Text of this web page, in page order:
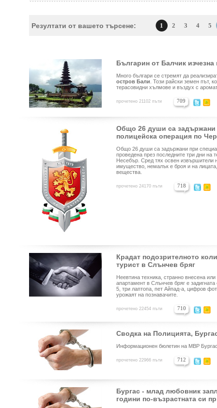
Резултати от вашето търсене: 1 2 3 4 5
Българин от Балчик
Много българи се стремят да
остров Бали . Този райски земен път,
терасовидни хълмове и въздух с
прочетено 21102 пъти 709
Общо 26 души са задържани
полицейска операция по
Общо 26 души са задържани при
проведена през последните три дни на
Несебър. Сред тях освен извършители
имущество, немалък е броя и на
вещества.
прочетено 24170 пъти 718
Крадат подозрителното
турист в Слънчев бряг
Неевтина техника, странно внесена
апартамент в Слънчев бряг е
5, три лаптопа, пет Айпад-а, цифров
урожаят на познавачите.
прочетено 22454 пъти 710
Сводка на Полицията,
Информационен бюлетин на МВР
прочетено 22966 пъти 712
Бургас - млад любовник
години по-възрастната си